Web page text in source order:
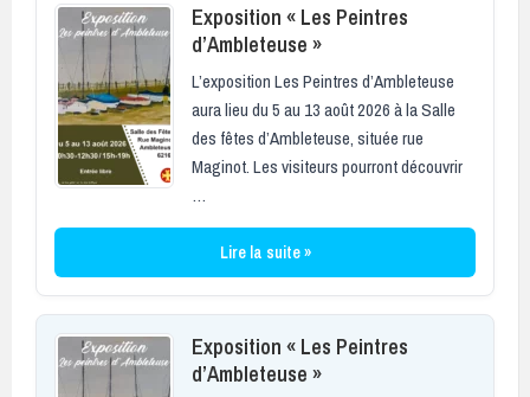
Exposition « Les Peintres
d’Ambleteuse »
L’exposition Les Peintres d’Ambleteuse
aura lieu du 5 au 13 août 2026 à la Salle
des fêtes d’Ambleteuse, située rue
Maginot. Les visiteurs pourront découvrir
…
Lire la suite »
Exposition « Les Peintres
d’Ambleteuse »